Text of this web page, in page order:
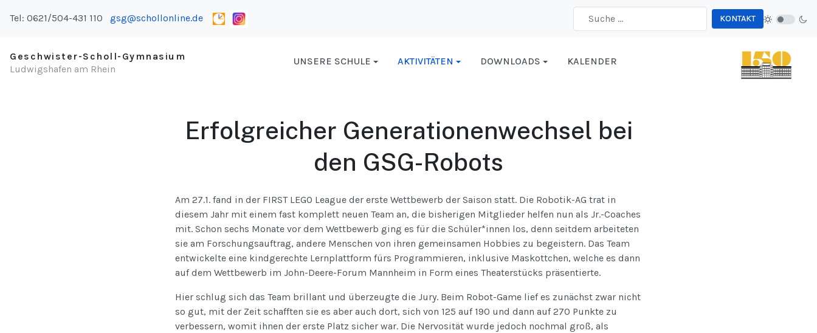
Tel: 0621/504-431 110 gsg@schollonline.de
KONTAKT
Geschwister-Scholl-Gymnasium
Ludwigshafen am Rhein
UNSERE SCHULE AKTIVITÄTEN DOWNLOADS KALENDER
Erfolgreicher Generationenwechsel bei
den GSG-Robots
Am 27.1. fand in der FIRST LEGO League der erste Wettbewerb der Saison statt. Die Robotik-AG trat in
diesem Jahr mit einem fast komplett neuen Team an, die bisherigen Mitglieder helfen nun als Jr.-Coaches
mit. Schon sechs Monate vor dem Wettbewerb ging es für die Schüler*innen los, denn seitdem arbeiteten
sie am Forschungsauftrag, andere Menschen von ihren gemeinsamen Hobbies zu begeistern. Das Team
entwickelte eine kindgerechte Lernplattform fürs Programmieren, inklusive Maskottchen, welche es dann
auf dem Wettbewerb im John-Deere-Forum Mannheim in Form eines Theaterstücks präsentierte.
Hier schlug sich das Team brillant und überzeugte die Jury. Beim Robot-Game lief es zunächst zwar nicht
so gut, mit der Zeit schafften sie es aber auch dort, sich von 125 auf 190 und dann auf 270 Punkte zu
verbessern, womit ihnen der erste Platz sicher war. Die Nervosität wurde jedoch nochmal groß, als